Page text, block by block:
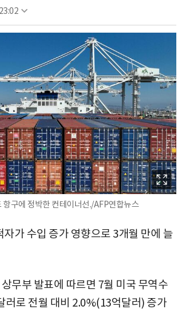
구에 정박한 컨테이너선./AFP연합뉴스
자가 수입 증가 영향으로 3개월 만에 늘
무부 발표에 따르면 7월 미국 무역수
러로 전월 대비 2.0%(13억달러) 증가